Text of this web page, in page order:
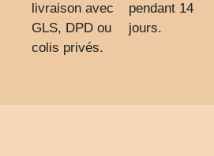
livraison avec
GLS, DPD ou
colis privés.
pendant 14
jours.